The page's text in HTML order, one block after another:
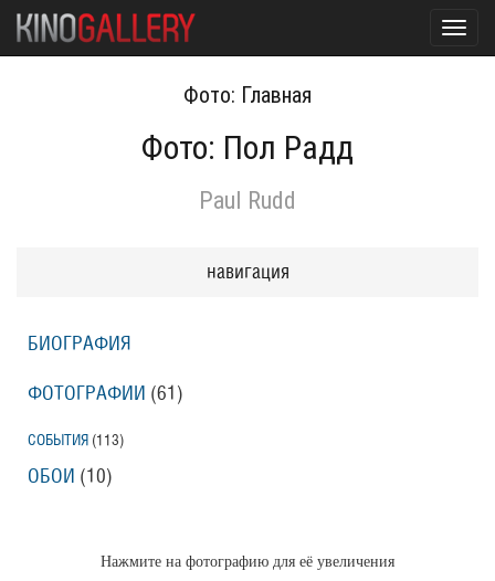
Фото: Главная
Фото: Пол Радд
Paul Rudd
Нажмите на фотографию для её увеличения
навигация
БИОГРАФИЯ
ФОТОГРАФИИ (61 )
СОБЫТИЯ (113)
ОБОИ (10)